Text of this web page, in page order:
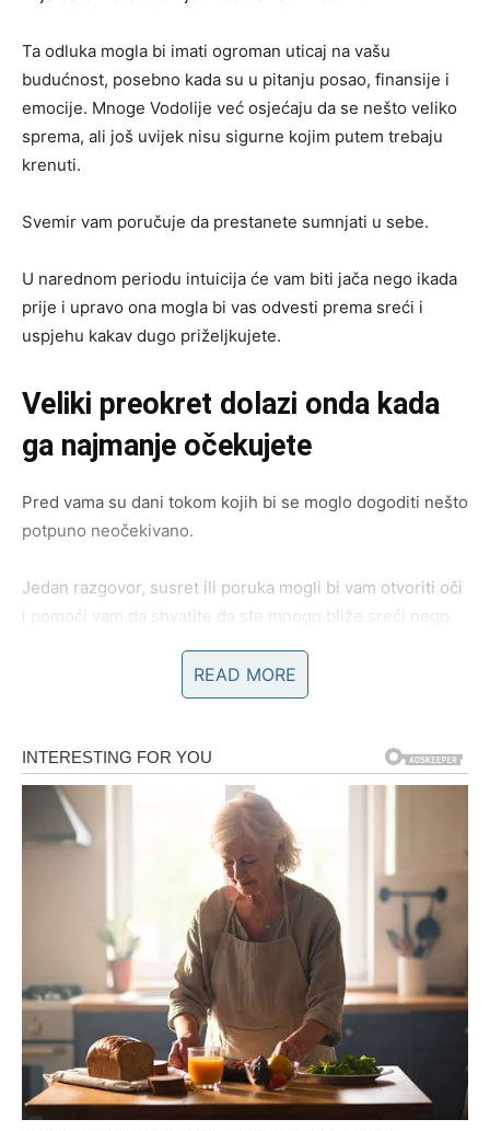
Ta odluka mogla bi imati ogroman uticaj na vašu
budućnost, posebno kada su u pitanju posao, finansije i
emocije. Mnoge Vodolije već osjećaju da se nešto veliko
sprema, ali još uvijek nisu sigurne kojim putem trebaju
krenuti.
Svemir vam poručuje da prestanete sumnjati u sebe.
U narednom periodu intuicija će vam biti jača nego ikada
prije i upravo ona mogla bi vas odvesti prema sreći i
uspjehu kakav dugo priželjkujete.
Veliki preokret dolazi onda kada
ga najmanje očekujete
Pred vama su dani tokom kojih bi se moglo dogoditi nešto
potpuno neočekivano.
Jedan razgovor, susret ili poruka mogli bi vam otvoriti oči
i pomoći vam da shvatite da ste mnogo bliže sreći nego
Mnoge Vodolije će tokom narednog perioda dobiti priliku
započnu nešto potpuno novo.
Ono što je najvažnije jeste činjenica da vam svemir sada
otvara vrata koja su vam dugo bila zatvorena.
READ MORE